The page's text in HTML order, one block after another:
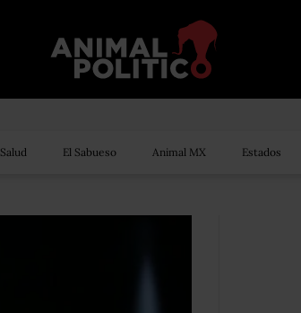
Salud El Sabueso Animal MX Estados